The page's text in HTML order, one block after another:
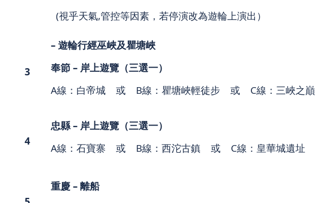
(視乎天氣,管控等因素，若停演改為遊輪上演出）
3
– 遊輪行經巫峽及瞿塘峽
奉節 – 岸上遊覽（三選一）
A線：白帝城 或 B線：瞿塘峽輕徒步 或 C線：三峽之巔
4
忠縣 – 岸上遊覽（三選一）
A線：石寶寨 或 B線：西沱古鎮 或 C線：皇華城遺址
重慶 – 離船